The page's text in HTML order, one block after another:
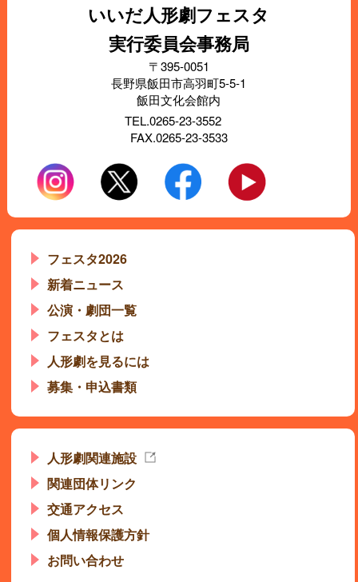
いいだ人形劇フェスタ
実行委員会事務局
〒395-0051
長野県飯田市高羽町5-5-1
飯田文化会館内
TEL.0265-23-3552
FAX.0265-23-3533
フェスタ2026
新着ニュース
公演・劇団一覧
フェスタとは
人形劇を見るには
募集・申込書類
人形劇関連施設
関連団体リンク
交通アクセス
個人情報保護方針
お問い合わせ